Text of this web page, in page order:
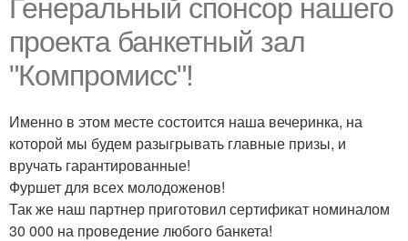
Генеральный спонсор нашего
проекта банкетный зал
"Компромисс"!
Именно в этом месте состоится наша вечеринка, на
которой мы будем разыгрывать главные призы, и
вручать гарантированные!
Фуршет для всех молодоженов!
Так же наш партнер приготовил сертификат номиналом
30 000 на проведение любого банкета!